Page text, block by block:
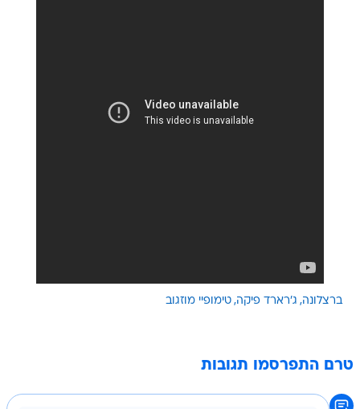
ברצלונה ג'רארד פיקה טימופיי מוזגוב
טרם התפרסמו תגובות